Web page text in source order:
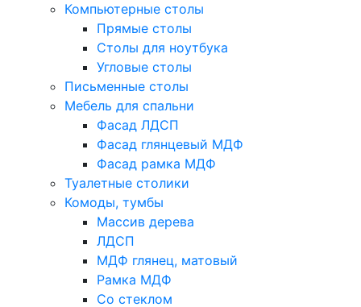
Компьютерные столы
Прямые столы
Столы для ноутбука
Угловые столы
Письменные столы
Мебель для спальни
Фасад ЛДСП
Фасад глянцевый МДФ
Фасад рамка МДФ
Туалетные столики
Комоды, тумбы
Массив дерева
ЛДСП
МДФ глянец, матовый
Рамка МДФ
Со стеклом